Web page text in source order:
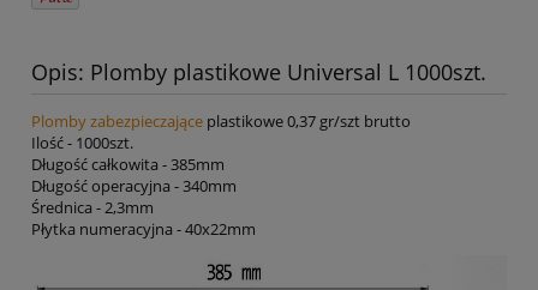
Opis: Plomby plastikowe Universal L 1000szt.
Plomby zabezpieczające plastikowe 0,37 gr/szt brutto
Ilość - 1000szt.
Długość całkowita - 385mm
Długość operacyjna - 340mm
Średnica - 2,3mm
Płytka numeracyjna - 40x22mm